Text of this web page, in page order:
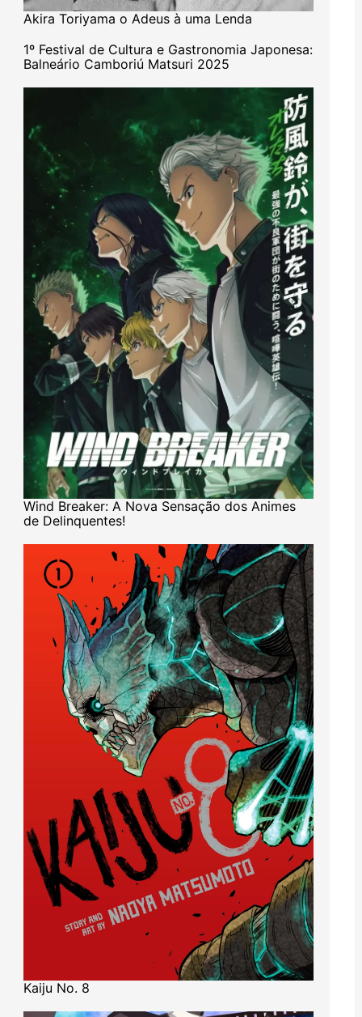
Akira Toriyama o Adeus à uma Lenda
1º Festival de Cultura e Gastronomia Japonesa:
Balneário Camboriú Matsuri 2025
Wind Breaker: A Nova Sensação dos Animes
de Delinquentes!
Kaiju No. 8